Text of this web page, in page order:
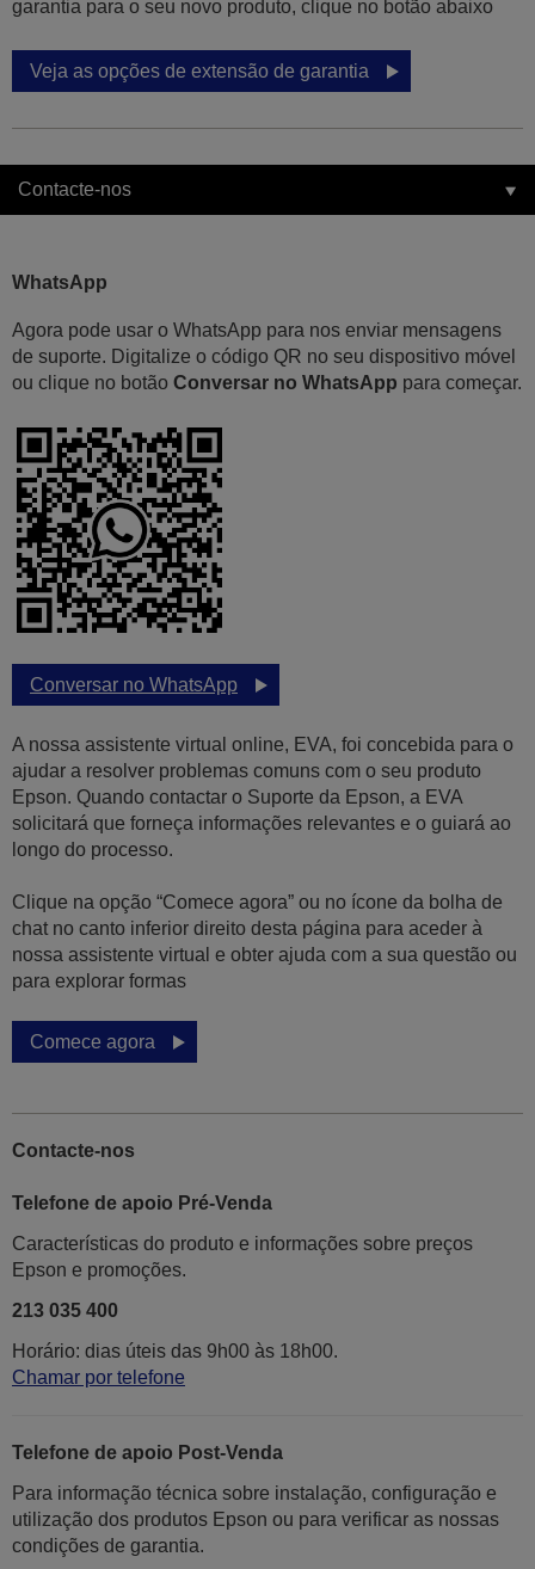
garantia para o seu novo produto, clique no botão abaixo
Veja as opções de extensão de garantia
Contacte-nos
WhatsApp
Agora pode usar o WhatsApp para nos enviar mensagens
de suporte. Digitalize o código QR no seu dispositivo móvel
ou clique no botão Conversar no WhatsApp para começar.
Conversar no WhatsApp
A nossa assistente virtual online, EVA, foi concebida para o
ajudar a resolver problemas comuns com o seu produto
Epson. Quando contactar o Suporte da Epson, a EVA
solicitará que forneça informações relevantes e o guiará ao
longo do processo.
Clique na opção “Comece agora” ou no ícone da bolha de
chat no canto inferior direito desta página para aceder à
nossa assistente virtual e obter ajuda com a sua questão ou
para explorar formas
Comece agora
Contacte-nos
Telefone de apoio Pré-Venda
Características do produto e informações sobre preços
Epson e promoções.
213 035 400
Horário: dias úteis das 9h00 às 18h00.
Chamar por telefone
Telefone de apoio Post-Venda
Para informação técnica sobre instalação, configuração e
utilização dos produtos Epson ou para verificar as nossas
condições de garantia.